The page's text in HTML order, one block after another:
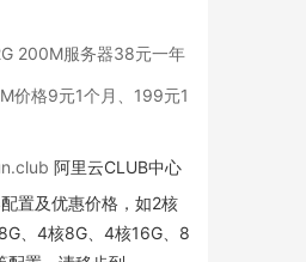
200M服务器38元一年
价格9元1个月、199元1
阿里云CLUB中心
置及优惠价格，如2核
、4核8G、4核16G、8